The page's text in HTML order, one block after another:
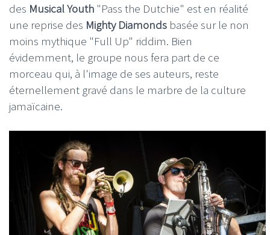
des Musical Youth "Pass the Dutchie" est en réalité
une reprise des Mighty Diamonds basée sur le non
moins mythique "Full Up" riddim. Bien
évidemment, le groupe nous fera part de ce
morceau qui, à l'image de ses auteurs, reste
éternellement gravé dans le marbre de la culture
jamaïcaine.